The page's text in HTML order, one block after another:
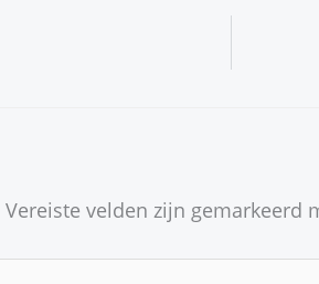
Vereiste velden zijn gemarkeerd